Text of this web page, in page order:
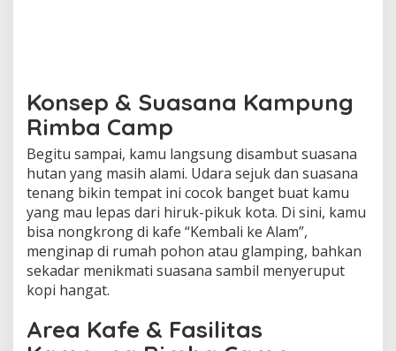
Konsep & Suasana Kampung
Rimba Camp
Begitu sampai, kamu langsung disambut suasana
hutan yang masih alami. Udara sejuk dan suasana
tenang bikin tempat ini cocok banget buat kamu
yang mau lepas dari hiruk-pikuk kota. Di sini, kamu
bisa nongkrong di kafe “Kembali ke Alam”,
menginap di rumah pohon atau glamping, bahkan
sekadar menikmati suasana sambil menyeruput
kopi hangat.
Area Kafe & Fasilitas